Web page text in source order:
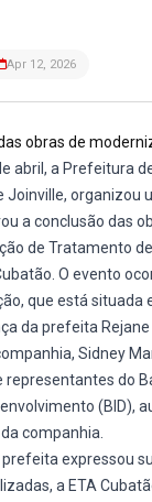
Apr 12, 2026
obras de
abril, a Prefeitura
Joinville, organizou
a conclusão das
de Tratamento
O evento
que está situada
da prefeita Rejane
Sidney
representantes do
(BID),
companhia.
expressou
a ETA